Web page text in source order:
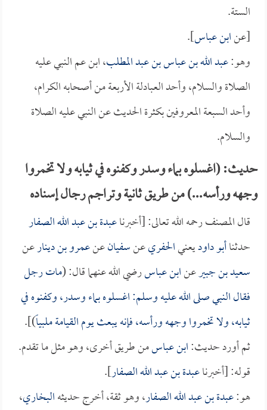
الستة.
[عنابن عباس].
وهو:عبد الله بن عباس بن عبد المطلب، ابن عم النبي عليه
الصلاة والسلام، وأحد العبادلة الأربعة من أصحابه الكرام،
وأحد السبعة المعروفين بكثرة الحديث عن النبي عليه الصلاة
والسلام.
حديث: (اغسلوه بماء وسدر وكفنوه في ثيابه ولا تخمروا
وجهه ورأسه...) من طريق ثانية وتراجم رجال إسناده
قال المصنف رحمه الله تعالى: [أخبرناعبدة بن عبد الله الصفار
حدثناأبو داوديعنيالحفريعنسفيانعنعمرو بن دينارعن
سعيد بن جبيرعنابن عباسرضي الله عنهما قال: (مات رجل
فقال النبي صلى الله عليه وسلم: اغسلوه بماء وسدر، وكفنوه في
ثيابه، ولا تخمروا وجهه ورأسه، فإنه يبعث يوم القيامة ملبياً)].
ثم أورد حديث:ابن عباسمن طريق أخرى، وهو مثل ما تقدم.
قوله: [أخبرناعبدة بن عبد الله الصفار].
هو:عبدة بن عبد الله الصفار، وهو ثقة، أخرج حديثهالبخاري،